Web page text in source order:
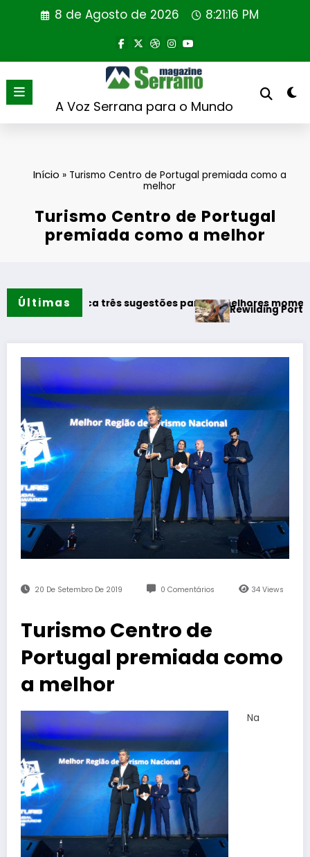
8 de Agosto de 2026 8:21:16 PM
A Voz Serrana para o Mundo
Início » Turismo Centro de Portugal premiada como a
melhor
Turismo Centro de Portugal
premiada como a melhor
Últimas
três sugestões para os melhores momentos do verão
Rewilding Portugal realiza
20 De Setembro De 2019 0 Comentários 34Views
Turismo Centro de
Portugal premiada como
a melhor
Na